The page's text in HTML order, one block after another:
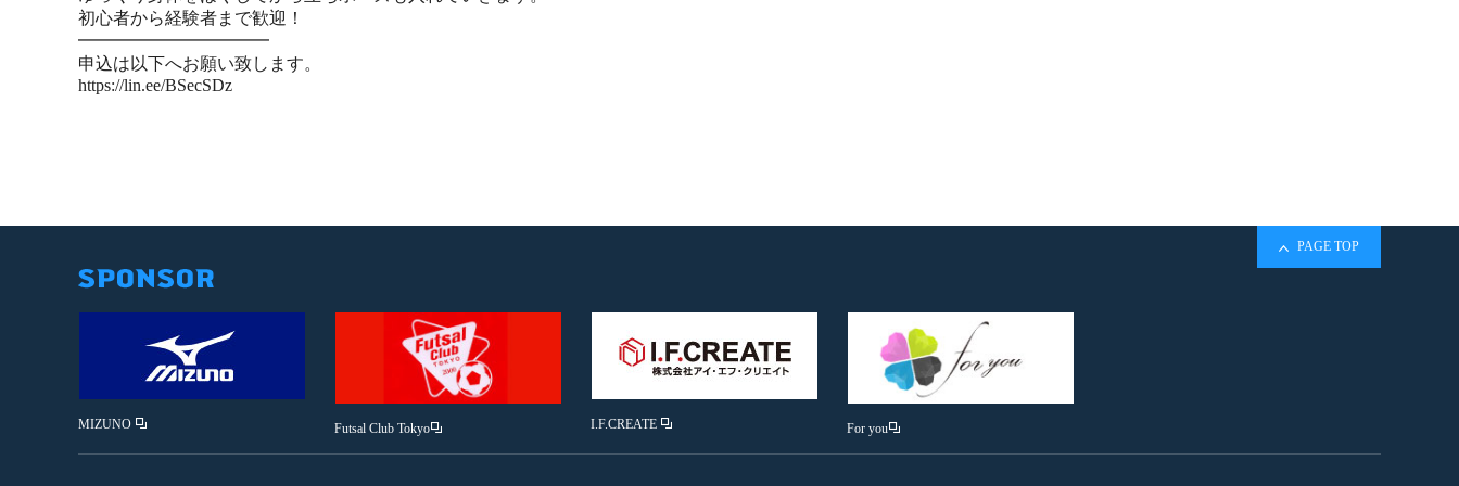
初心者から経験者まで歓迎！
━━━━━━━━━━━
申込は以下へお願い致します。
https://lin.ee/BSecSDz
PAGE TOP
MIZUNO Futsal Club Tokyo I.F.CREATE For you